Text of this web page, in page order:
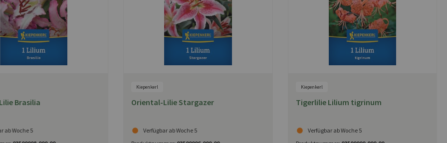
Brasilia
ab Woche 5
Kiepenkerl
Oriental-Lilie Stargazer
Verfügbar ab Woche 5
Kiepenkerl
Tigerlilie Lilium tigrinum
Verfügbar ab Woche 5